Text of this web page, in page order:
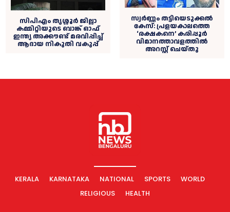
സിപിഎം തൃശ്ശൂര്‍ ജില്ലാ
കമ്മിറ്റിയുടെ ബാങ്ക് ഓഫ്
ഇന്ത്യ അക്കൗണ്ട് മരവിപ്പിച്ച്
ആദായ നികുതി വകുപ്പ്
സ്വർണ്ണം തട്ടിയെടുക്കൽ
കേസ്: പ്രളയകാലത്തെ
‘രക്ഷകനെ’ കരിപ്പൂർ
വിമാനത്താവളത്തിൽ
അറസ്റ്റ് ചെയ്തു
KERALA KARNATAKA NATIONAL SPORTS
WORLD
RELIGIOUS
HEALTH